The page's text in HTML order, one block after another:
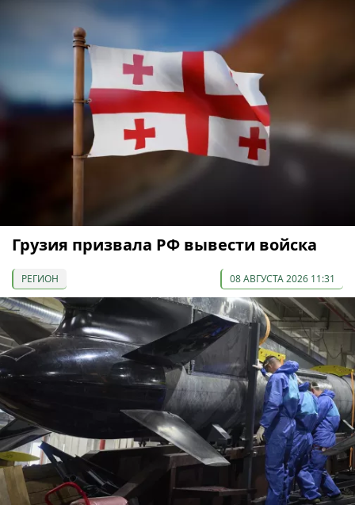
Грузия призвала РФ вывести войска
РЕГИОН 08 АВГУСТА 2026 11:31